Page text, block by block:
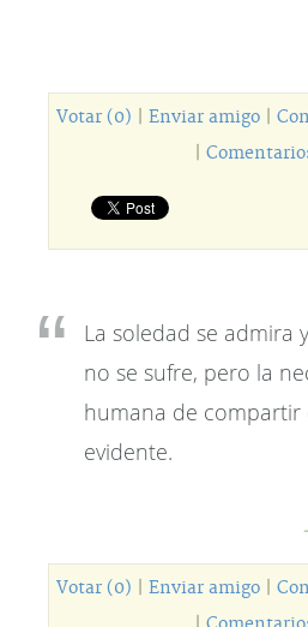
Votar (0) Enviar amigo|
La soledad se admira
no se sufre, pero la
humana de compartir
evidente.
Votar (0) Enviar amigo|